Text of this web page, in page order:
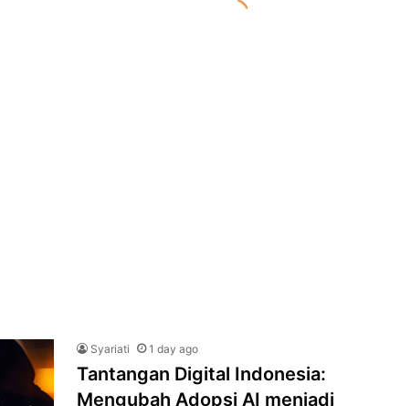
Syariati 1 day ago
Tantangan Digital Indonesia:
Mengubah Adopsi AI menjadi